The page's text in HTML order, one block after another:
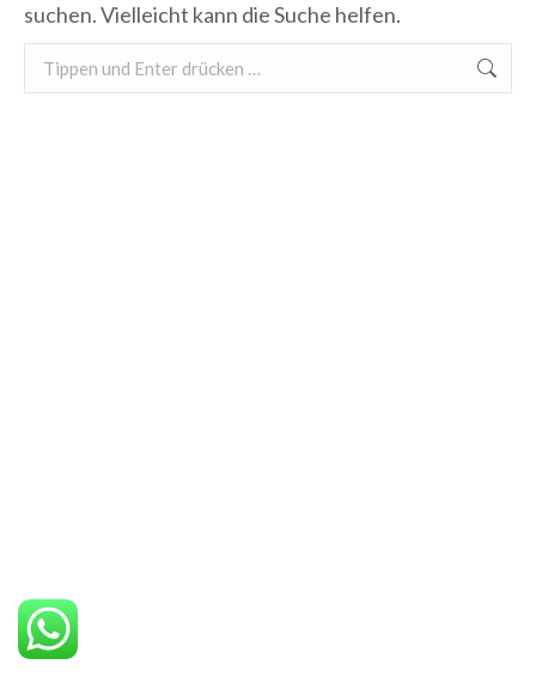
suchen. Vielleicht kann die Suche helfen.
Search: